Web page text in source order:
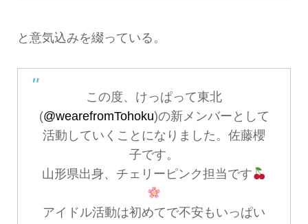
と意気込みを綴っている。
この度、けっぱって東北
(@wearefromTohoku)の新メンバーとして
活動していくことになりました。佐藤櫻
子です。
山形県出身、チェリーピンク担当です
アイドル活動は初めてで不安もいっぱい